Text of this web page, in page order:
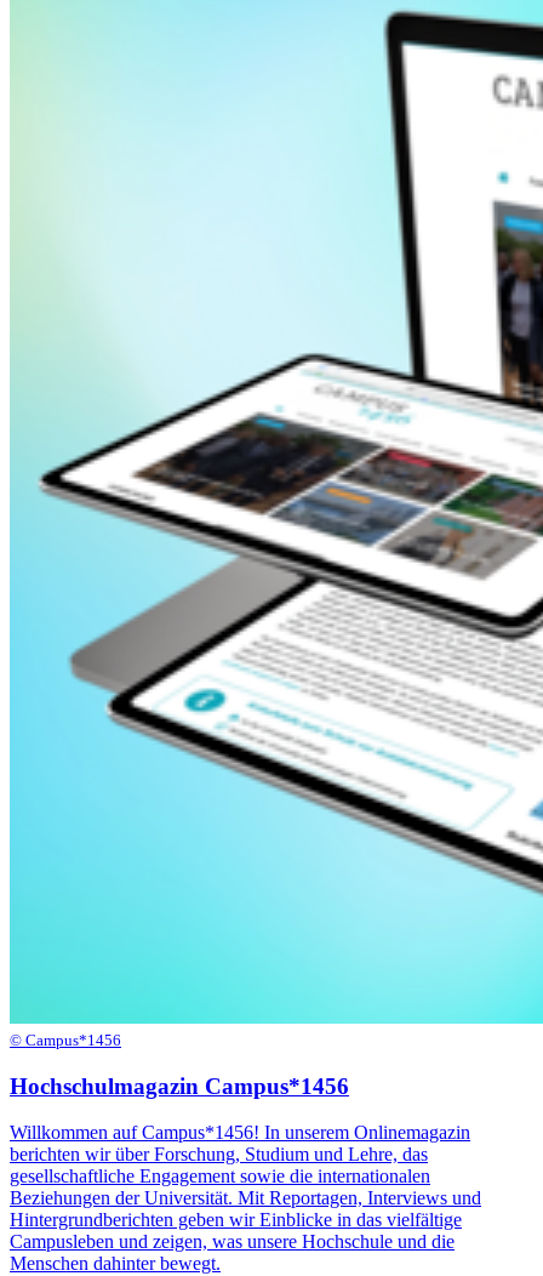
© Campus*1456
Hochschulmagazin Campus*1456
Willkommen auf Campus*1456! In unserem Onlinemagazin
berichten wir über Forschung, Studium und Lehre, das
gesellschaftliche Engagement sowie die internationalen
Beziehungen der Universität. Mit Reportagen, Interviews und
Hintergrundberichten geben wir Einblicke in das vielfältige
Campusleben und zeigen, was unsere Hochschule und die
Menschen dahinter bewegt.